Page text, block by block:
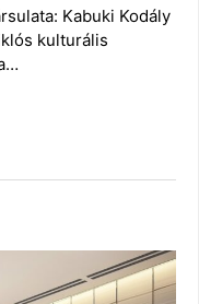
Kabuki Kodály
kulturális